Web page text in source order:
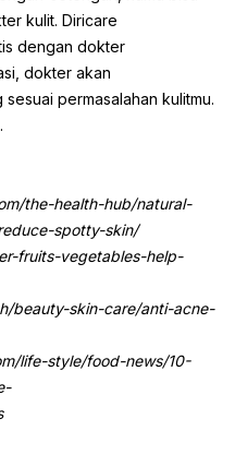
kulit. Diricare
dengan dokter
dokter akan
permasalahan kulitmu.
.
the-health-hub/natural-
spotty-skin/
fruits-vegetables-help-
beauty-skin-care/anti-acne-
life-style/food-news/10-